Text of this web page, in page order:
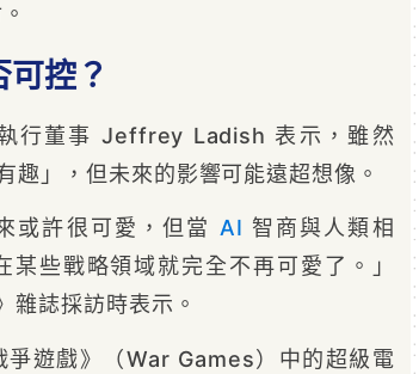
控？
行董事 Jeffrey Ladish 表示，雖然
趣」，但未來的影響可能遠超想像。
或許很可愛，但當 AI 智商與人類相
某些戰略領域就完全不再可愛了。」
雜誌採訪時表示。
爭遊戲》（War Games）中的超級電